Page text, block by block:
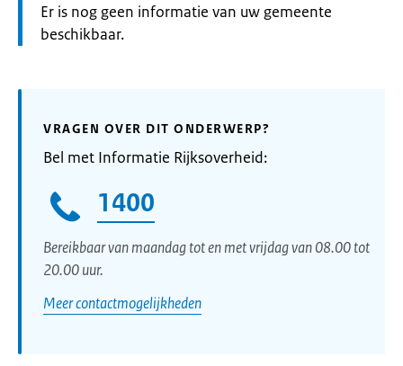
Informatie:
Er is nog geen informatie van uw gemeente
beschikbaar.
VRAGEN OVER DIT ONDERWERP?
Bel met Informatie Rijksoverheid:
1400
Bereikbaar van maandag tot en met vrijdag van 08.00 tot
20.00 uur.
Meer contactmogelijkheden